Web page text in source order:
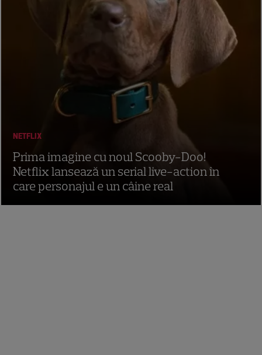
NETFLIX
Prima imagine cu noul Scooby-Doo!
Netflix lansează un serial live-action în
care personajul e un câine real